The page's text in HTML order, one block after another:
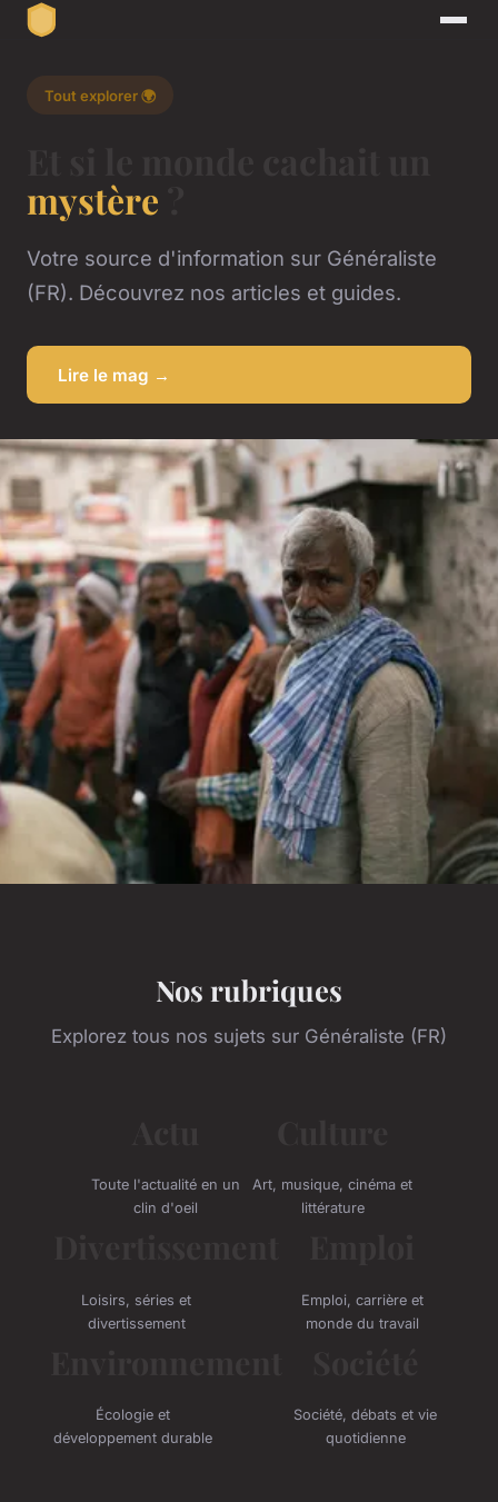
Tout explorer 🌍
mystère
Votre source d'information sur Généraliste
(FR). Découvrez nos articles et guides.
Lire le mag →
Nos rubriques
Explorez tous nos sujets sur Généraliste (FR)
Toute l'actualité en un
clin d'oeil
Art, musique, cinéma et
littérature
Loisirs, séries et
divertissement
Emploi, carrière et
monde du travail
Écologie et
développement durable
Société, débats et vie
quotidienne